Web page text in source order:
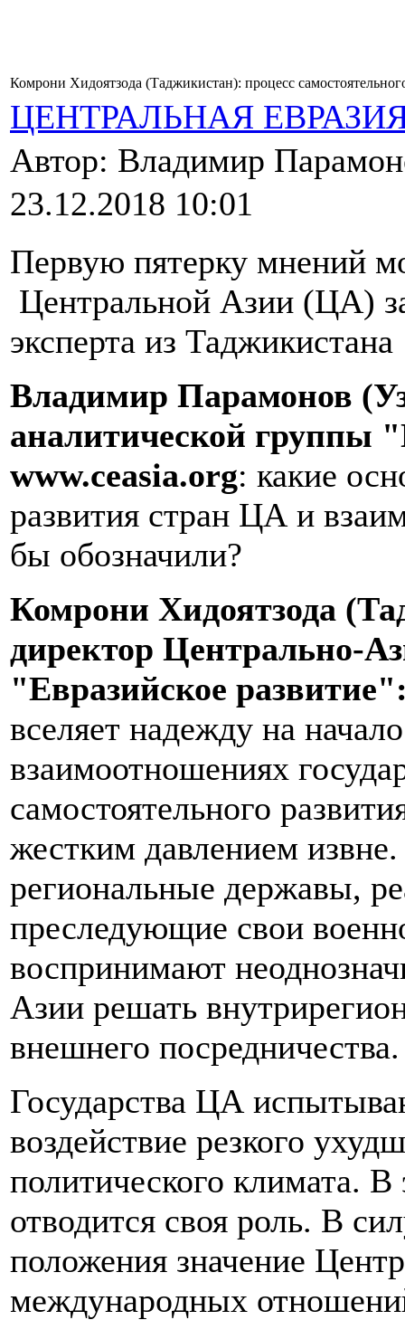
Комрони Хидоятзода (Таджикистан): процесс
ЦЕНТРАЛЬНАЯ
Автор: Владимир
23.12.2018 10:01
Первую пятерку мнений
Центральной Азии (ЦА)
эксперта из
Владимир Парамонов
аналитической группы
www.ceasia.org: какие
развития стран ЦА и
бы обозначили?
Комрони Хидоятзода
директор Центрально-
"Евразийское
вселяет надежду на
взаимоотношениях
самостоятельного
жестким давлением
региональные державы,
преследующие свои
воспринимают
Азии решать
внешнего посредничества.
Государства ЦА
воздействие резкого
политического климата.
отводится своя роль. В
положения значение
международных